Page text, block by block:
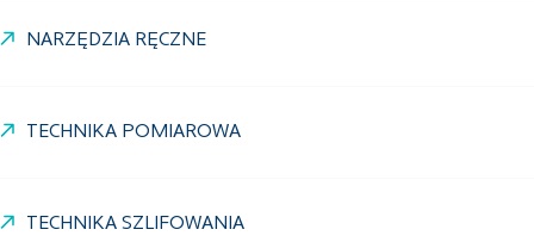
NARZĘDZIA RĘCZNE
TECHNIKA POMIAROWA
TECHNIKA SZLIFOWANIA